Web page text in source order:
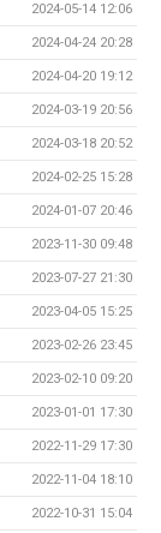
2024-05-14 12:06
2024-04-24 20:28
2024-04-20 19:12
2024-03-19 20:56
2024-03-18 20:52
2024-02-25 15:28
2024-01-07 20:46
2023-11-30 09:48
2023-07-27 21:30
2023-04-05 15:25
2023-02-26 23:45
2023-02-10 09:20
2023-01-01 17:30
2022-11-29 17:30
2022-11-04 18:10
2022-10-31 15:04